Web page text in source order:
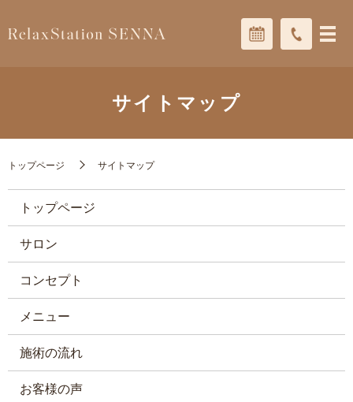
サイトマップ
トップページ サイトマップ
トップページ
サロン
コンセプト
メニュー
施術の流れ
お客様の声